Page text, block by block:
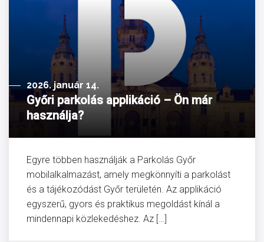
2026. január 14.
Győri parkolás applikáció – Ön már
használja?
Egyre többen használják a Parkolás Győr
mobilalkalmazást, amely megkönnyíti a parkolást
és a tájékozódást Győr területén. Az applikáció
egyszerű, gyors és praktikus megoldást kínál a
mindennapi közlekedéshez. Az […]